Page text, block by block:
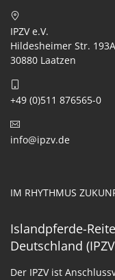
IPZV e.V.
Hildesheimer Str. 193A
30880 Laatzen
+49 (0)511 876565-0
info@ipzv.de
IM RHYTHMUS
Islandpferde-
Deutschland
Der IPZV ist